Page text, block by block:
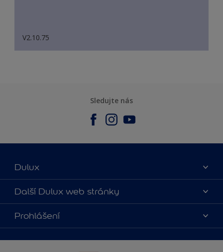
V2.10.75
Sledujte nás
Dulux
O nás
Kontaktujte nás
Najít obchod
Další Dulux web stránky
duluxmalir.cz
duluxmaliar.sk
duluxprodejnabarev.cz
Prohlášení